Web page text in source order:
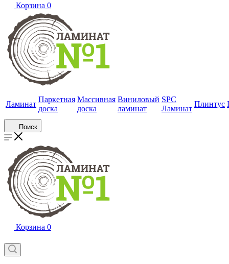
Корзина 0
Ламинат
Паркетная
доска
Массивная
доска
Виниловый
ламинат
SPC
Ламинат
Плинтус
Поиск
Корзина 0